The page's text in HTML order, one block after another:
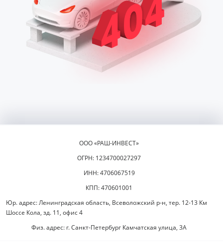
ООО «РАШ-ИНВЕСТ»
ОГРН: 1234700027297
ИНН: 4706067519
КПП: 470601001
Юр. адрес: Ленинградская область, Всеволожский р-н, тер. 12-13 Км
Шоссе Кола, зд. 11, офис 4
Физ. адрес: г. Санкт-Петербург Камчатская улица, 3А